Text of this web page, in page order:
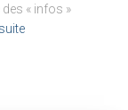
« infos »